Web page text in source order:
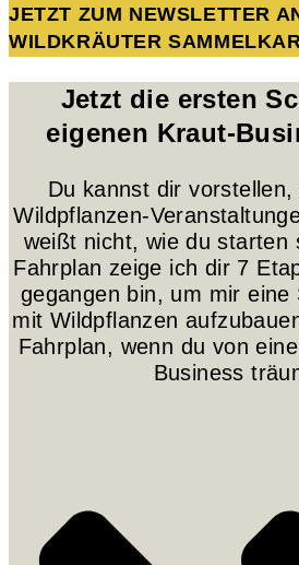
JETZT ZUM NEWSLETTER
WILDKRÄUTER
Jetzt die ersten
eigenen Kraut-
Du kannst dir vorstellen,
Wildpflanzen-
weißt nicht, wie du starten
Fahrplan zeige ich dir 7
gegangen bin, um mir eine
mit Wildpflanzen
Fahrplan, wenn du von
Business